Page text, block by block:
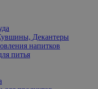
Декантеры
напитков
питья